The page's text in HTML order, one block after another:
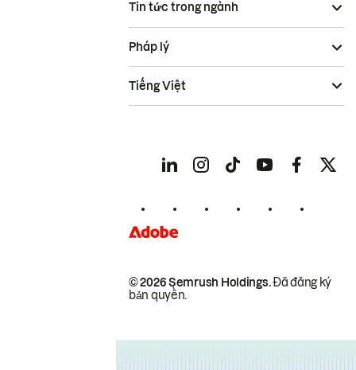
Tin tức trong ngành
© 2026 Semrush Holdings.Đã đăng ký
bản quyền.
Pháp lý
Tiếng Việt